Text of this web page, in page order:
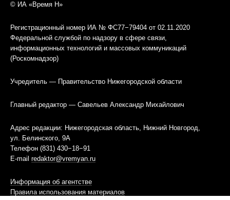
© ИА «Время Н»
Регистрационный номер ИА № ФС77−79404 от 02.11.2020
Федеральной службой по надзору в сфере связи,
информационных технологий и массовых коммуникаций
(Роскомнадзор)
Учредитель — Правительство Нижегородской области
Главный редактор — Савельев Александр Михайлович
Адрес редакции: Нижегородская область, Нижний Новгород,
ул. Белинского, 9А
Телефон (831) 430−18−91
E-mail redaktor@vremyan.ru
Информация об агентстве
Правила использования материалов